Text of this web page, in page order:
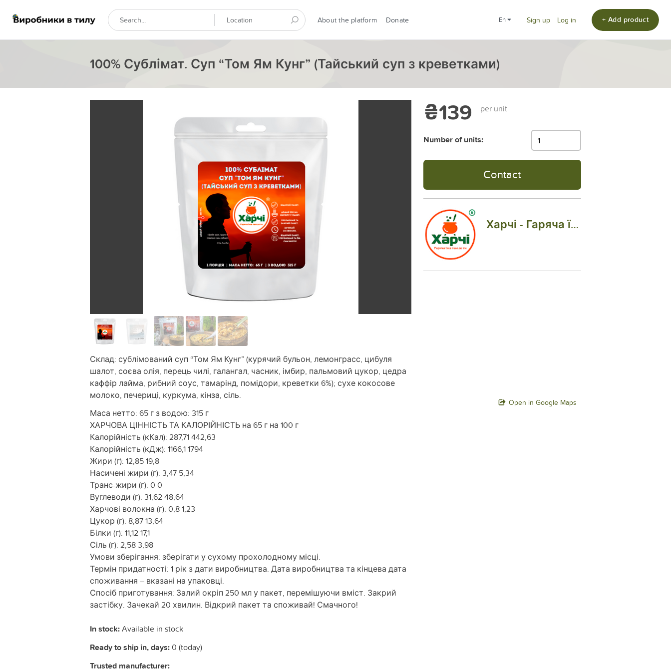
About the platform Donate en Sign up Log in + Add product
100% Сублімат. Суп “Том Ям Кунг” (Тайський суп з креветками)
Склад: сублімований суп “Том Ям Кунг” (курячий бульон, лемонграсс, цибуля
шалот, соєва олія, перець чилі, галангал, часник, імбир, пальмовий цукор, цедра
каффір лайма, рибний соус, тамарінд, помідори, креветки 6%); сухе кокосове
молоко, печериці, куркума, кінза, сіль.
Маса нетто: 65 г з водою: 315 г
ХАРЧОВА ЦІННІСТЬ ТА КАЛОРІЙНІСТЬ на 65 г на 100 г
Калорійність (кКал): 287,71 442,63
Калорійність (кДж): 1166,1 1794
Жири (г): 12,85 19,8
Насичені жири (г): 3,47 5,34
Транс-жири (г): 0 0
Вуглеводи (г): 31,62 48,64
Харчові волокна (г): 0,8 1,23
Цукор (г): 8,87 13,64
Білки (г): 11,12 17,1
Сіль (г): 2,58 3,98
Умови зберігання: зберігати у сухому прохолодному місці.
Термін придатності: 1 рік з дати виробництва. Дата виробництва та кінцева дата
споживання – вказані на упаковці.
Спосіб приготування: Залий окріп 250 мл у пакет, перемішуючи вміст. Закрий
застібку. Зачекай 20 хвилин. Відкрий пакет та споживай! Смачного!
In stock:Available in stock
Ready to ship in, days:0 (today)
Trusted manufacturer:
₴139 per unit
Number of units:
Contact
Харчі - Гаряча їжа там де ти!
Open in Google Maps